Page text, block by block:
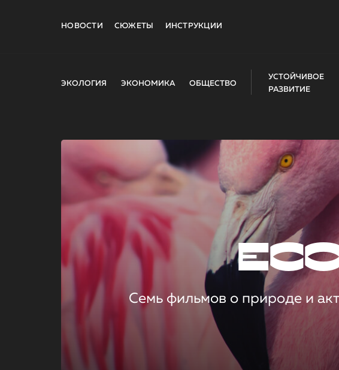
НОВОСТИ СЮЖЕТЫ ИНСТРУКЦИИ
ЭКОЛОГИЯ ЭКОНОМИКА ОБЩЕСТВО
УСТОЙЧИВОЕ
РАЗВИТИЕ
Семь фильмов о природе и